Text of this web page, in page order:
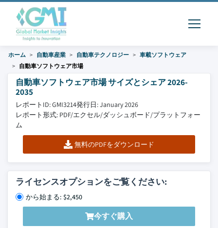
ホーム 自動車産業 自動車テクノロジー
車載ソフトウェア
自動車ソフトウェア市場
自動車ソフトウェア市場 サイズとシェア 2026-
2035
レポートID: GMI3214発行日: January 2026
レポート形式: PDF/エクセル/ダッシュボード/プラットフォー
ム
無料のPDFをダウンロード
ライセンスオプションをご覧ください:
から始まる: $2,450
今すぐ購入